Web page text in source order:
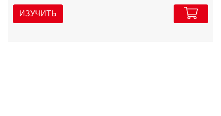
ИЗУЧИТЬ